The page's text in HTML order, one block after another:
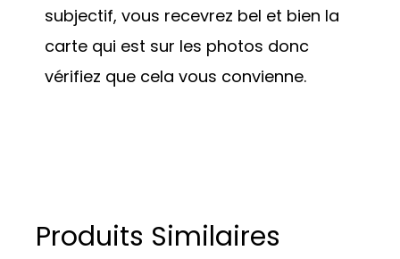
subjectif, vous recevrez bel et bien la
carte qui est sur les photos donc
vérifiez que cela vous convienne.
Produits Similaires